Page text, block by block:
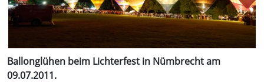
Ballonglühen beim Lichterfest in Nümbrecht am
09.07.2011.